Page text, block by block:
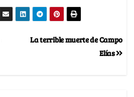
La terrible muerte de Campo
Elías